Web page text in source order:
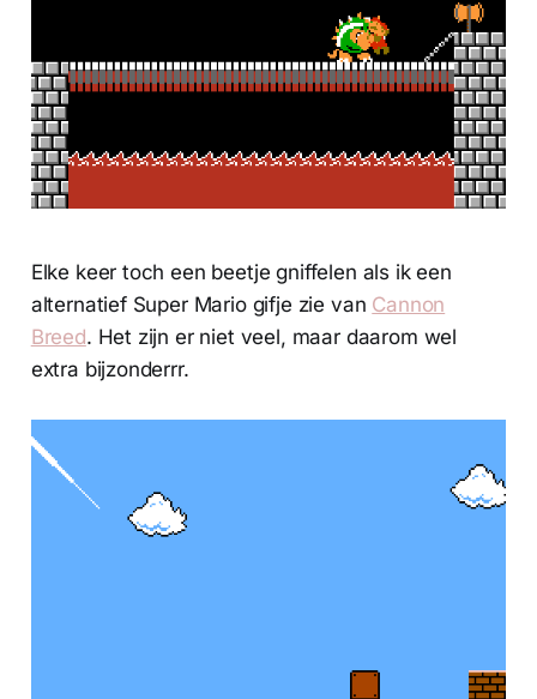
Elke keer toch een beetje gniffelen als ik een
alternatief Super Mario gifje zie van Cannon
Breed. Het zijn er niet veel, maar daarom wel
extra bijzonderrr.